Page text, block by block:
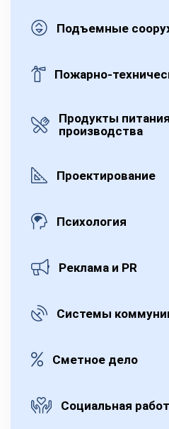
Подъемные
Пожарно-
Продукты
производства
Проектирование
Психология
Реклама и PR
Системы
Сметное дело
Социальная